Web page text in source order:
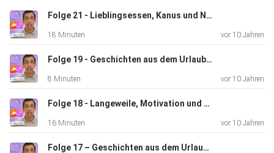
Folge 21 - Lieblingsessen, Kanus und Nonsens - Mit Deniz und Chris vom Mingle-Mangle Cast
18 Minuten vor 10 Jahren
Folge 19 - Geschichten aus dem Urlaub #2 (Fußball, Cafés und LKW-Reifen)
8 Minuten vor 10 Jahren
Folge 18 - Langeweile, Motivation und Produktivität
16 Minuten vor 10 Jahren
Folge 17 – Geschichten aus dem Urlaub (Pyramiden, Kamele und Taxis)